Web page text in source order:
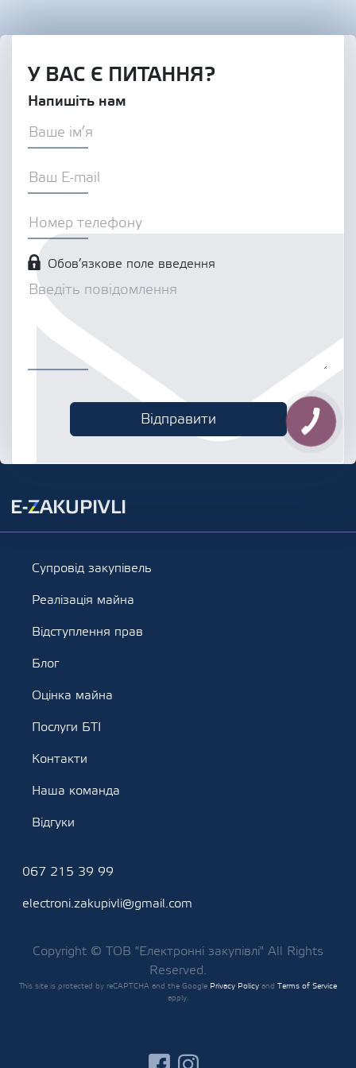
У ВАС Є ПИТАННЯ?
Напишіть нам
Обов’язкове поле введення
Супровід закупівель
Реалізація майна
Відступлення прав
Блог
Оцінка майна
Послуги БТІ
Контакти
Наша команда
Відгуки
067 215 39 99
electroni.zakupivli@gmail.com
facebook
Copyright © ТОВ "Електронні закупівлі" All Rights
Reserved.
This site is protected by reCAPTCHA and the Google Privacy Policy and Terms of Service
apply.